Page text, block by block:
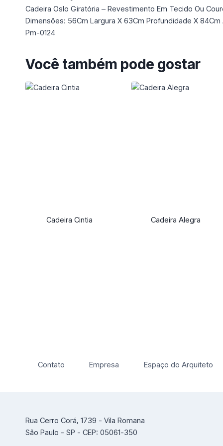
Cadeira Oslo Giratória – Revestimento Em Tecido Ou
Dimensões: 56Cm Largura X 63Cm Profundidade X 84Cm
Pm-0124
Você também pode gostar
Cadeira Cintia Cadeira Alegra
Contato Empresa Espaço do Arquiteto
Rua Cerro Corá, 1739 - Vila Romana
São Paulo - SP - CEP: 05061-350